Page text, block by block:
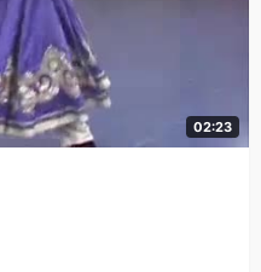
愣住了，他没有想到父亲居然同
样刺进了陈光玉的心里。在之后
否这个问题，躲在家里看完了一
着陈光玉不成熟的想法，父亲黯
逆的逃离者。"开学了，我又乖乖
父亲。"每次心境不好的时候，他
，激励自己好好学习，客服困难。
是及时自觉的，不然我们现在就
元对陈光玉，乃至陈光玉的整个
人的希望和努力，终于得到了最
光
就业，找份好工作，让家里的经济
的时候差不多
起到清华大学食堂吃饭，说感谢
02:23